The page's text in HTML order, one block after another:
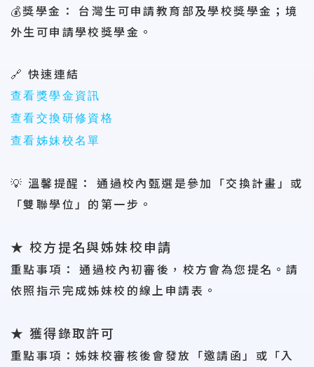
💰獎學金 ：
台灣生可申請教育部及學校獎學金；境
外生可申請學校獎學金。
🔗 快速連結
查看獎學金資訊
查看交換研修資格
查看姊妹校名單
💡 溫馨提醒：
通過校內甄選是參加「交換計畫」或
「雙聯學位」的第一步。
★ 校方提名與姊妹校申請
重點事項 ： 通過校內初審後，校方會為您提名。請
依照指示完成姊妹校的線上申請表。
★ 獲得錄取許可
重點事項 ：姊妹校審核後會發放「邀請函」或「入